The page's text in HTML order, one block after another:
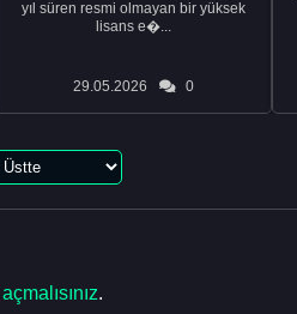
yıl süren resmi olmayan bir yüksek
lisans e�...
29.05.2026 0
.